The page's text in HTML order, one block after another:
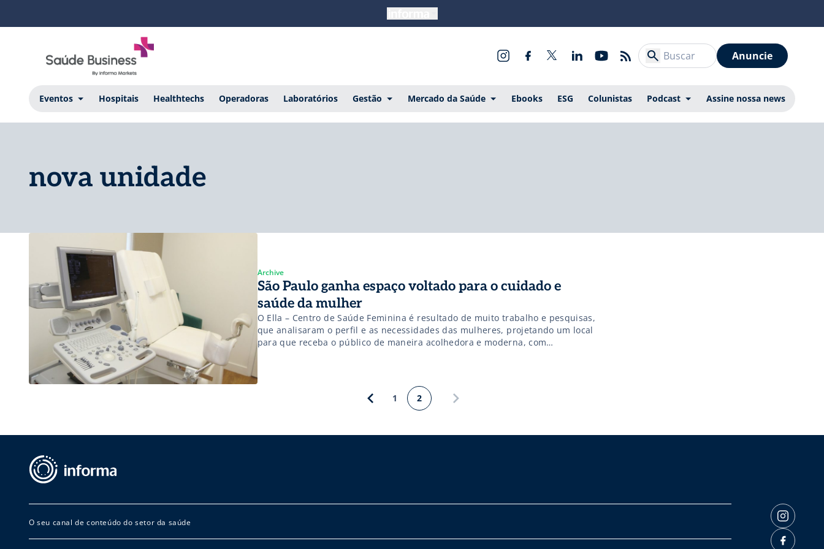
Anuncie
Eventos Hospitais Healthtechs Operadoras Laboratórios Gestão Mercado da Saúde Ebooks ESG Colunistas Podcast Assine nossa news
nova unidade
Archive
São Paulo ganha espaço voltado para o cuidado e
saúde da mulher
O Ella – Centro de Saúde Feminina é resultado de muito trabalho e pesquisas,
que analisaram o perfil e as necessidades das mulheres, projetando um local
para que receba o público de maneira acolhedora e moderna, com
1 2
O seu canal de conteúdo do setor da saúde